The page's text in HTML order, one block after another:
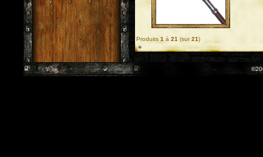
Produits1 à 21 (sur21)